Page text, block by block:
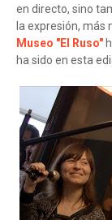
en directo, sino
la expresión, más
Museo "El Ruso"
ha sido en esta